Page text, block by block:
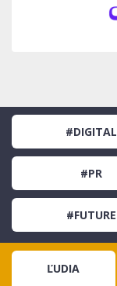
#DIGITAL
#PR
#FUTURE
ĽUDIA